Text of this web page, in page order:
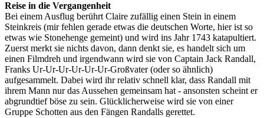
Reise in die Vergangenheit
Bei einem Ausflug berührt Claire zufällig einen Stein in einem
Steinkreis (mir fehlen gerade etwas die deutschen Worte, hier ist so
etwas wie Stonehenge gemeint) und wird ins Jahr 1743 katapultiert.
Zuerst merkt sie nichts davon, dann denkt sie, es handelt sich um
einen Filmdreh und irgendwann wird sie von Captain Jack Randall,
Franks Ur-Ur-Ur-Ur-Ur-Ur-Großvater (oder so ähnlich)
aufgesammelt. Dabei wird ihr relativ schnell klar, dass Randall mit
ihrem Mann nur das Aussehen gemeinsam hat - ansonsten scheint er
abgrundtief böse zu sein. Glücklicherweise wird sie von einer
Gruppe Schotten aus den Fängen Randalls gerettet.